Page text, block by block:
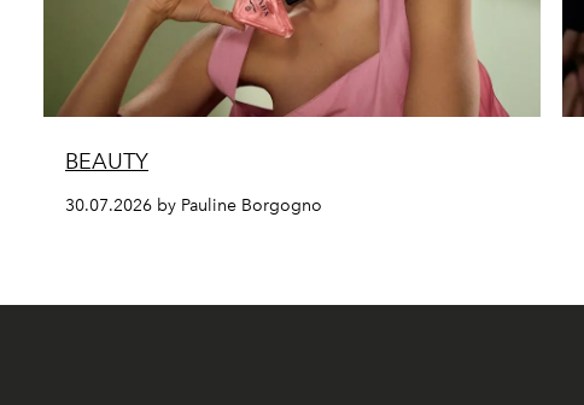
BEAUTY
30.07.2026 by Pauline Borgogno